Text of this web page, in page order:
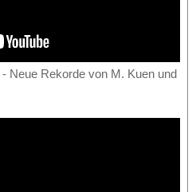
Neue Rekorde von M. Kuen und